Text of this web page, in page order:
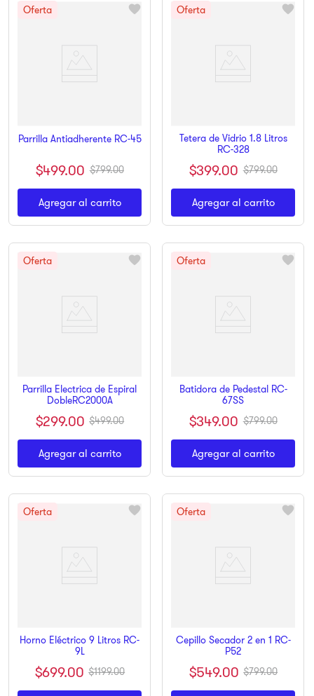
Parrilla Antiadherente RC-45
$499.00 $799.00
Agregar al carrito
Tetera de Vidrio 1.8 Litros
RC-328
$399.00 $799.00
Agregar al carrito
Parrilla Electrica de Espiral
DobleRC2000A
$299.00 $499.00
Agregar al carrito
Batidora de Pedestal RC-
67SS
$349.00 $799.00
Agregar al carrito
Horno Eléctrico 9 Litros RC-
9L
$699.00 $1199.00
Cepillo Secador 2 en 1 RC-
P52
$549.00 $799.00